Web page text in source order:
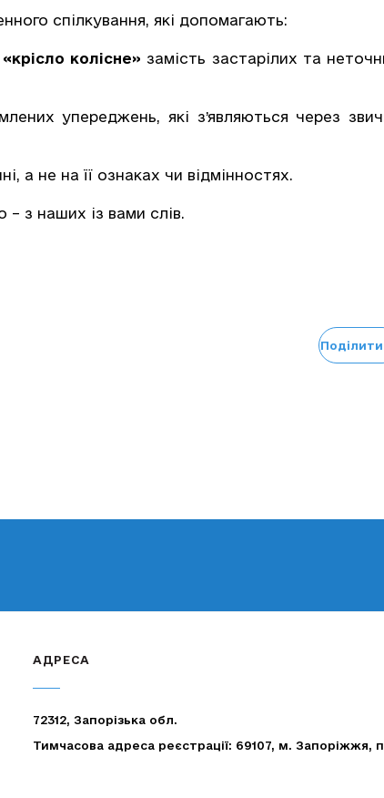
спілкування, які допомагають:
«крісло колісне» замість застарілих та
упереджень, які з’являються через
а не на її ознаках чи відмінностях.
– з наших із вами слів.
АДРЕСА
72312, Запорізька обл.
Тимчасова адреса реєстрації: 69107, м. Запоріжжя,